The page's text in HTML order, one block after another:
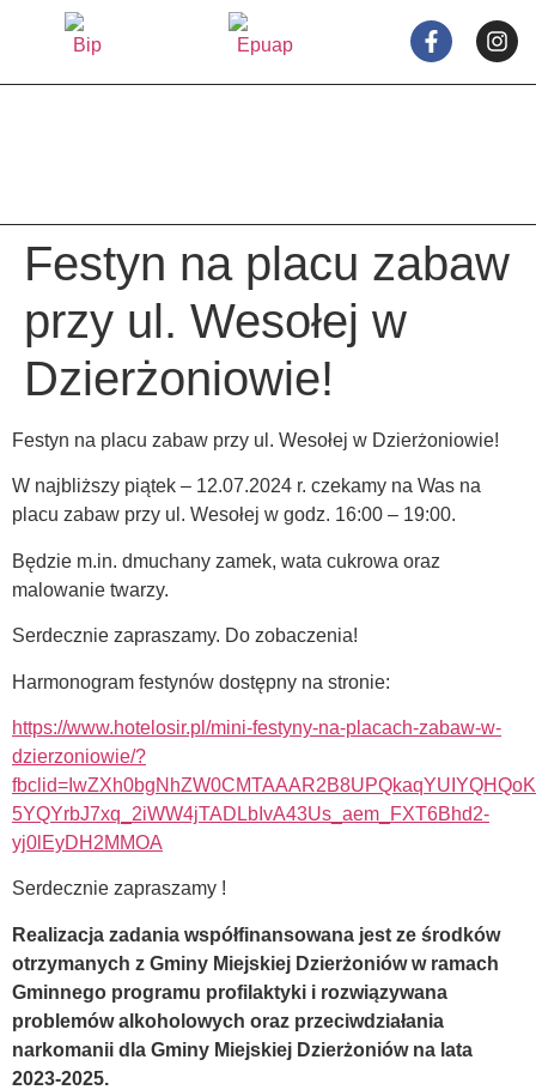
Festyn na placu zabaw
przy ul. Wesołej w
Dzierżoniowie!
Festyn na placu zabaw przy ul. Wesołej w Dzierżoniowie!
W najbliższy piątek – 12.07.2024 r. czekamy na Was na
placu zabaw przy ul. Wesołej w godz. 16:00 – 19:00.
Będzie m.in. dmuchany zamek, wata cukrowa oraz
malowanie twarzy.
Serdecznie zapraszamy. Do zobaczenia!
Harmonogram festynów dostępny na stronie:
https://www.hotelosir.pl/mini-festyny-na-placach-zabaw-w-
dzierzoniowie/?
5YQYrbJ7xq_2iWW4jTADLbIvA43Us_aem_FXT6Bhd2-
yj0lEyDH2MMOA
Serdecznie zapraszamy !
Realizacja zadania współfinansowana jest ze środków
otrzymanych z Gminy Miejskiej Dzierżoniów w ramach
Gminnego programu profilaktyki i rozwiązywana
problemów alkoholowych oraz przeciwdziałania
narkomanii dla Gminy Miejskiej Dzierżoniów na lata
2023-2025.